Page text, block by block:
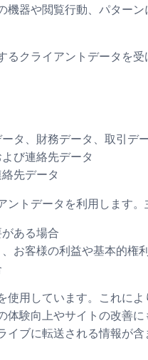
器や閲覧行動、パター
クライアントデータを受
タ、財務データ、取引デ
び連絡先データ
先データ
トデータを利用します
ある場合
お客様の利益や基本的権
用しています。これに
験向上やサイトの改善
ブに転送される情報が